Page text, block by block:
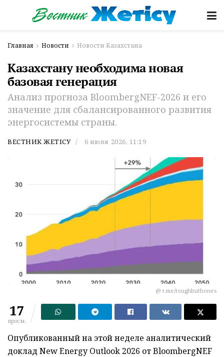
Главная Новости Новости Казахстана
Казахстану необходима новая
базовая генерация
Анализ прогноза BloombergNEF-2026 и его
значение для сбалансированного развития
энергосистемы страны.
ВЕСТНИК ЖЕТІСУ 6 июля 2026, 11:19
@ t.me/toughbuthones
17
просм.
Опубликованный на этой неделе аналитический
доклад New Energy Outlook 2026 от BloombergNEF